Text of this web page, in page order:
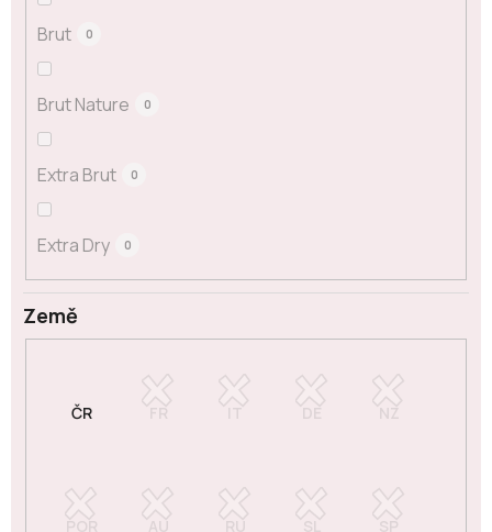
Země
Brut 0
Brut Nature 0
Extra Brut 0
Extra Dry 0